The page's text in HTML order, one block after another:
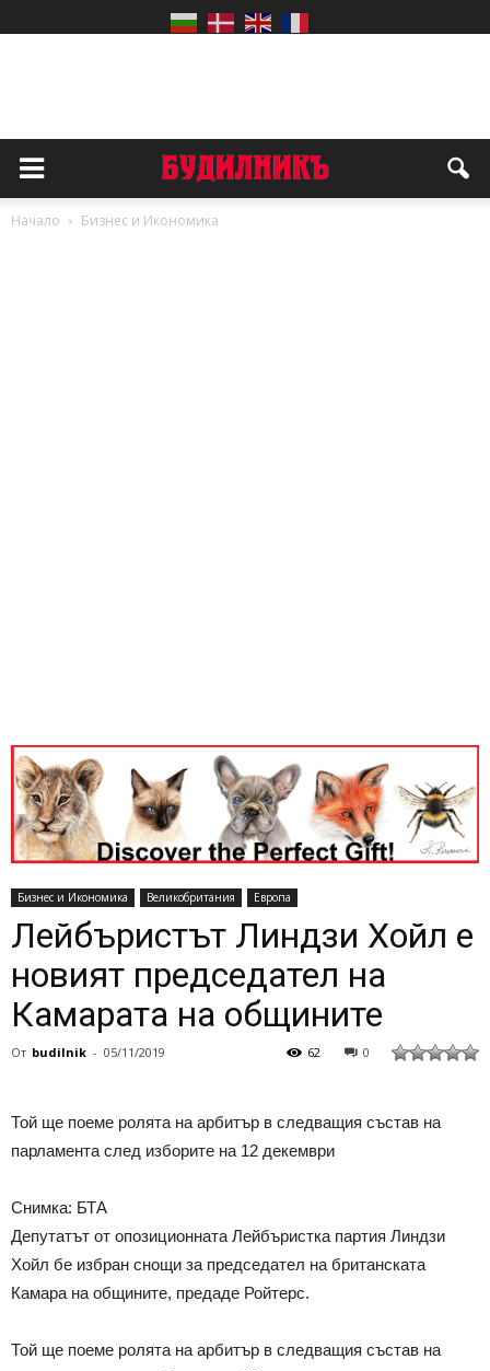
Начало Бизнес и Икономика
Бизнес и Икономика Великобритания Европа
Лейбъристът Линдзи Хойл е
новият председател на
Камарата на общините
От budilnik - 05/11/2019 0
62
Той ще поеме ролята на арбитър в следващия състав на
парламента след изборите на 12 декември
Снимка: БТА
Депутатът от опозиционната Лейбъристка партия Линдзи
Хойл бе избран снощи за председател на британската
Камара на общините, предаде Ройтерс.
Той ще поеме ролята на арбитър в следващия състав на